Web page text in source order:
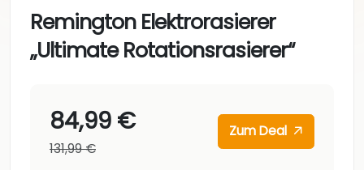
Remington Elektrorasierer
„Ultimate Rotationsrasierer“
84,99 €
131,99 €
Zum Deal